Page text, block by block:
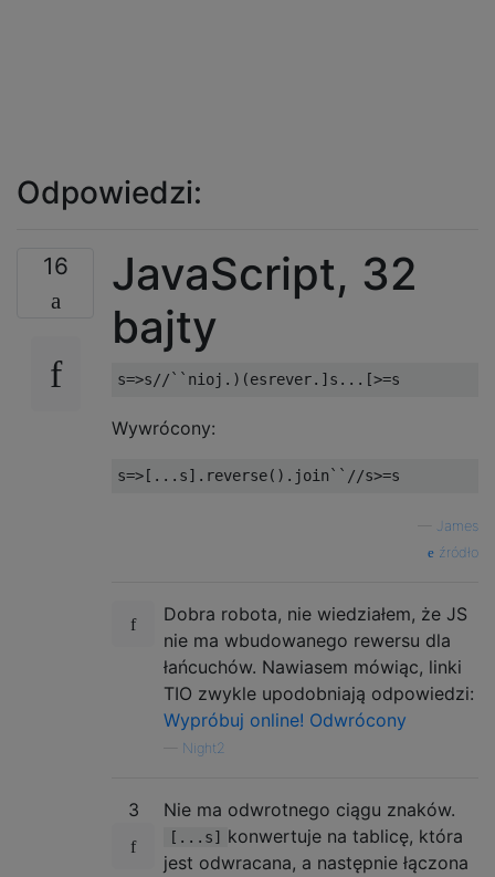
Odpowiedzi:
16
JavaScript, 32
bajty
s=>s//``nioj.)(esrever.]s...[>=s
Wywrócony:
s=>[... s]. reverse(). join `` //s>=s
James
źródło
Dobra robota, nie wiedziałem, że JS
nie ma wbudowanego rewersu dla
łańcuchów. Nawiasem mówiąc, linki
TIO zwykle upodobniają odpowiedzi:
Wypróbuj online! Odwrócony
Night2
3 Nie ma odwrotnego ciągu znaków.
[...s]
konwertuje na tablicę, która
jest odwracana, a następnie łączona